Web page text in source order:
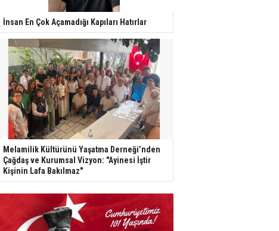
İnsan En Çok Açamadığı Kapıları Hatırlar
Melamilik Kültürünü Yaşatma Derneği’nden
Çağdaş ve Kurumsal Vizyon: "Ayinesi İştir
Kişinin Lafa Bakılmaz"